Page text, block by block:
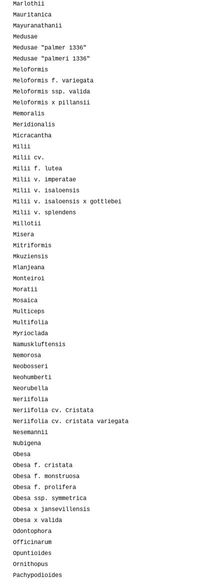
Marlothii
Mauritanica
Mayuranathanii
Medusae
Medusae "palmer 1336"
Medusae "palmeri 1336"
Meloformis
Meloformis f. variegata
Meloformis ssp. valida
Meloformis x pillansii
Memoralis
Meridionalis
Micracantha
Milii
Milii cv.
Milii f. lutea
Milii v. imperatae
Milii v. isaloensis
Milii v. isaloensis x gottlebei
Milii v. splendens
Millotii
Misera
Mitriformis
Mkuziensis
Mlanjeana
Monteiroi
Moratii
Mosaica
Multiceps
Multifolia
Myrioclada
Namuskluftensis
Nemorosa
Neobosseri
Neohumberti
Neorubella
Neriifolia
Neriifolia cv. Cristata
Neriifolia cv. cristata variegata
Nesemannii
Nubigena
Obesa
Obesa f. cristata
Obesa f. monstruosa
Obesa f. prolifera
Obesa ssp. symmetrica
Obesa x jansevillensis
Obesa x valida
Odontophora
Officinarum
Opuntioides
Ornithopus
Pachypodioides